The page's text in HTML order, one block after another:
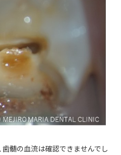
髄の血流は確認できませんでし